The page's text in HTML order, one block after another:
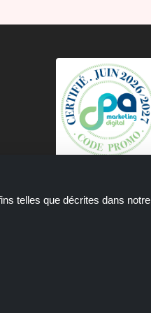
telles que décrites dans notre